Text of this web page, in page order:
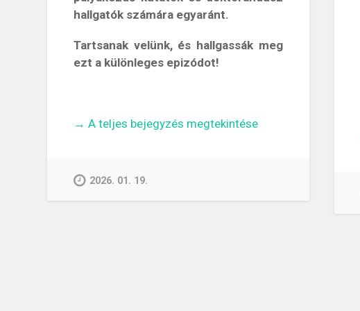
hallgatók számára egyaránt.
Tartsanak velünk, és hallgassák meg
ezt a különleges epizódot!
„A
ember
→ A teljes bejegyzés megtekintése
2026. 01. 19.